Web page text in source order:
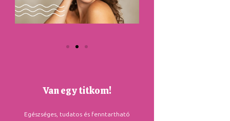
Van egy titkom!
Egészséges, tudatos és fenntartható